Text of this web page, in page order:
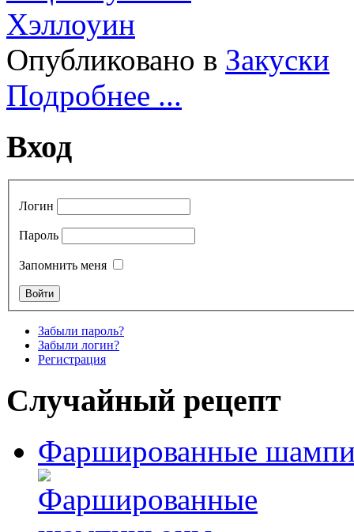
Опубликовано в Закуски
Подробнее ...
Вход
Логин
Пароль
Запомнить меня
Забыли пароль?
Забыли логин?
Регистрация
Случайный рецепт
Фаршированные